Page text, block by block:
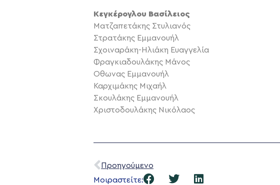
Κεγκέρογλου Βασίλειος
Ματζαπετάκης Στυλιανός
Στρατάκης Εμμανουήλ
Σχοιναράκη-Ηλιάκη Ευαγγελία
Φραγκιαδουλάκης Μάνος
Οθωνας Εμμανουήλ
Καρχιμάκης Μιχαήλ
Σκουλάκης Εμμανουήλ
Χριστοδουλάκης Νικόλαος
Προηγούμενο
Μοιραστείτε: